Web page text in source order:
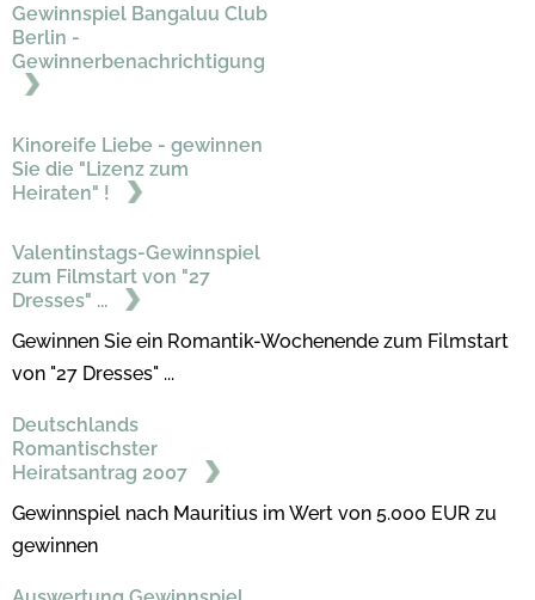
Gewinnspiel Bangaluu Club
Berlin -
Gewinnerbenachrichtigung
Kinoreife Liebe - gewinnen
Sie die "Lizenz zum
Heiraten" !
Valentinstags-Gewinnspiel
zum Filmstart von "27
Dresses" ...
Gewinnen Sie ein Romantik-Wochenende zum Filmstart
von "27 Dresses" ...
Deutschlands
Romantischster
Heiratsantrag 2007
Gewinnspiel nach Mauritius im Wert von 5.000 EUR zu
gewinnen